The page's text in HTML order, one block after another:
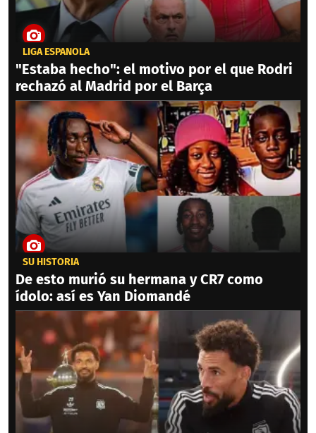
LIGA ESPAÑOLA
"Estaba hecho": el motivo por el que Rodri
rechazó al Madrid por el Barça
SU HISTORIA
De esto murió su hermana y CR7 como
ídolo: así es Yan Diomandé